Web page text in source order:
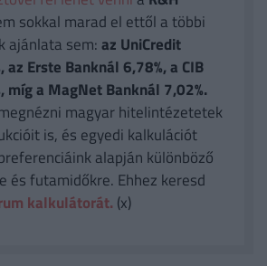
sokkal marad el ettől a többi
ajánlata sem:az UniCredit
az Erste Banknál 6,78%, a CIB
míg a MagNet Banknál 7,02%.
magyar hitelintézetetek
is, és egyedi kalkulációt
alapján különböző
és futamidőkre. Ehhez keresd
kalkulátorát. (x)